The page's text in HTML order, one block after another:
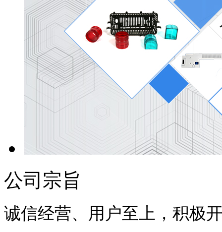
公司宗旨
诚信经营、用户至上，积极